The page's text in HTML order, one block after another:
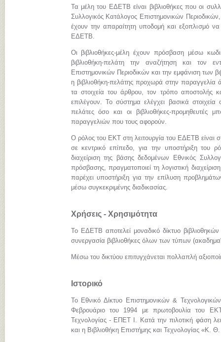
Τα μέλη του ΕΔΕΤΒ είναι βιβλιοθήκες που οι
Συλλογικός Κατάλογος Επιστημονικών
έχουν την απαραίτητη υποδομή και εξοπλισμό
ΕΔΕΤΒ.
Οι βιβλιοθήκες-μέλη έχουν πρόσβαση μέσω
βιβλιοθήκη-πελάτη την αναζήτηση και τον
Επιστημονικών Περιοδικών και την εμφάνιση των
η βιβλιοθήκη-πελάτης προχωρά στην παραγγελία
τα στοιχεία του άρθρου, τον τρόπο αποστολής
επιλέγουν. Το σύστημα ελέγχει βασικά
πελάτες όσο και οι βιβλιοθήκες-
παραγγελιών που τους αφορούν.
Ο ρόλος του ΕΚΤ στη λειτουργία του ΕΔΕΤΒ είναι
σε κεντρικό επίπεδο, για την υποστήριξη του
διαχείριση της βάσης δεδομένων Εθνικός
πρόσβασης, πραγματοποιεί τη λογιστική
παρέχει υποστήριξη για την επίλυση
μέσω συγκεκριμένης διαδικασίας.
Χρήσεις - Χρησιμότητα
Το ΕΔΕΤΒ αποτελεί μοναδικό δίκτυο
συνεργασία βιβλιοθήκες όλων των τύπων
Μέσω του δικτύου επιτυγχάνεται πολλαπλή
Ιστορικό
Το Εθνικό Δίκτυο Επιστημονικών &
Φεβρουάριο του 1994 με πρωτοβουλία του
Τεχνολογίας - ΕΠΕΤ Ι. Κατά την πιλοτική φάση
και η Βιβλιοθήκη Επιστήμης και Τεχνολογίας «Κ.